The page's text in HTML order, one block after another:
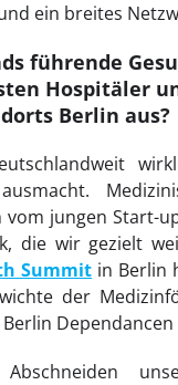
ein breites
führende
Hospitäler
Berlin aus?
jungen Start-
die wir gezielt
Summit in Berlin
der
Dependancen